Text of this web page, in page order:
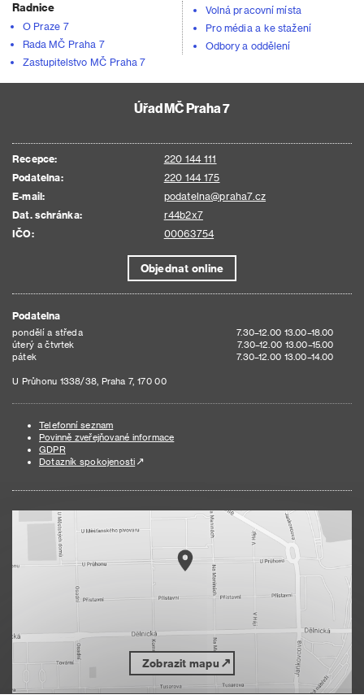
Radnice
O Praze 7
Rada MČ Praha 7
Zastupitelstvo MČ Praha 7
Volná pracovní místa
Pro média a ke stažení
Odbory a oddělení
Úřad MČ Praha 7
Recepce:
220 144 111
Podatelna:
220 144 175
E-mail:
podatelna@praha7.cz
Dat. schránka:
r44b2x7
IČO:
00063754
Objednat online
Podatelna
pondělí a středa
7.30–12.00 13.00–18.00
úterý a čtvrtek
7.30–12.00 13.00–15.00
pátek
7.30–12.00 13.00–14.00
U Průhonu 1338/38, Praha 7, 170 00
Telefonní seznam
Povinně zveřejňované informace
GDPR
Dotazník spokojenosti
Zobrazit mapu